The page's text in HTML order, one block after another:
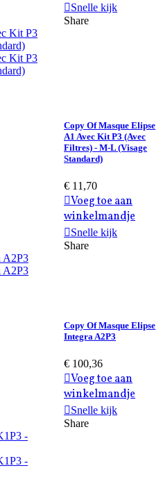
Snelle kijk
Share
Copy Of Masque Elipse
A1 Avec Kit P3 (Avec
Filtres) - M-L (Visage
Standard)
€ 11,70
Voeg toe aan
winkelmandje
Snelle kijk
Share
Copy Of Masque Elipse
Integra A2P3
€ 100,36
Voeg toe aan
winkelmandje
Snelle kijk
Share